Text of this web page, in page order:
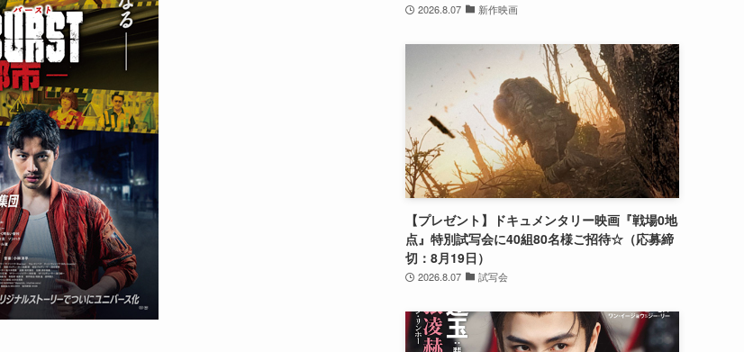
2026.8.07 新作映画
【プレゼント】ドキュメンタリー映画『戦場0地
点』特別試写会に40組80名様ご招待☆（応募締
切：8月19日）
2026.8.07 試写会